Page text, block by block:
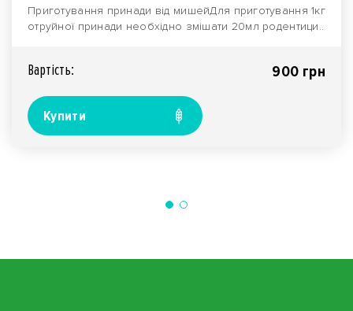
Приготування принади від мишейДля приготування 1кг
отруйної принади необхідно змішати 20мл родентици..
Вартiсть: 900 грн
Купити